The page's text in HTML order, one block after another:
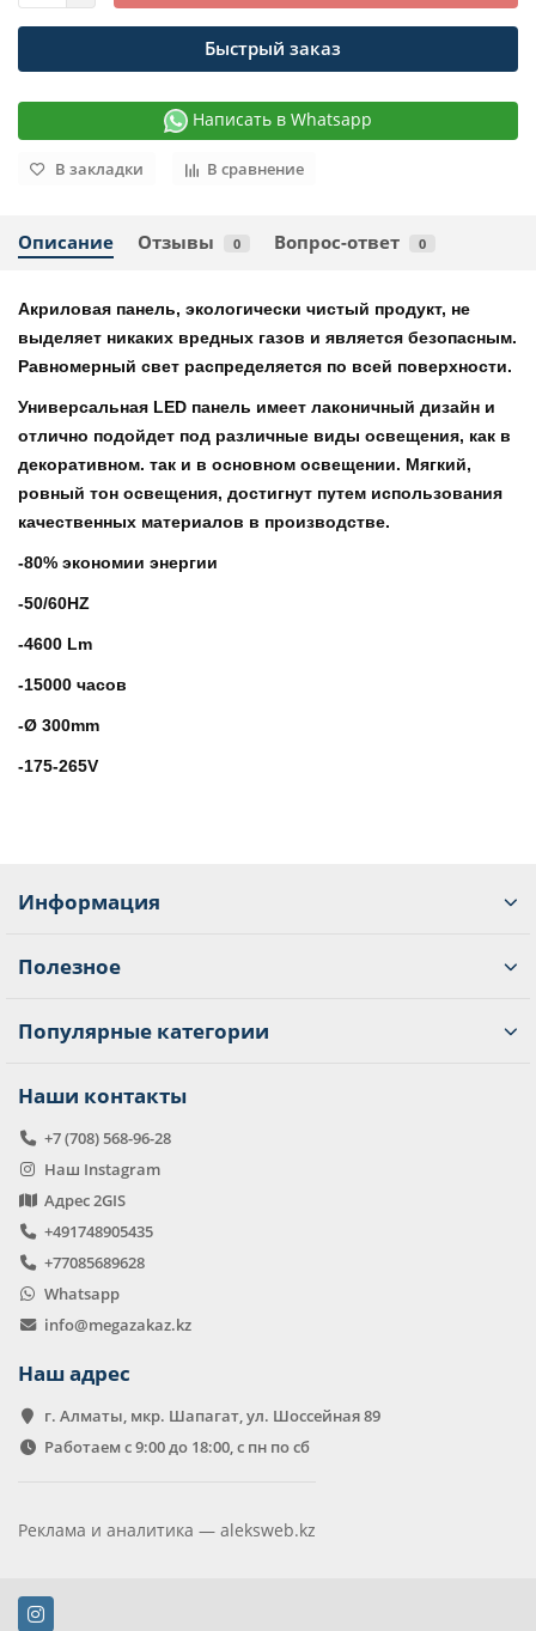
Быстрый заказ
Написать в Whatsapp
В закладки В сравнение
Описание Отзывы 0 Вопрос-ответ 0
Акриловая панель, экологически чистый продукт, не
выделяет никаких вредных газов и является безопасным.
Равномерный свет распределяется по всей поверхности.
Универсальная LED панель имеет лаконичный дизайн и
отлично подойдет под различные виды освещения, как в
декоративном. так и в основном освещении. Мягкий,
ровный тон освещения, достигнут путем использования
качественных материалов в производстве.
-80% экономии энергии
-50/60HZ
-4600 Lm
-15000 часов
-Ø 300mm
-175-265V
Информация
Полезное
Популярные категории
Наши контакты
+7 (708) 568-96-28
Наш Instagram
Адрес 2GIS
+491748905435
+77085689628
Whatsapp
info@megazakaz.kz
Наш адрес
г. Алматы, мкр. Шапагат, ул. Шоссейная 89
Работаем с 9:00 до 18:00, с пн по сб
Реклама и аналитика — aleksweb.kz